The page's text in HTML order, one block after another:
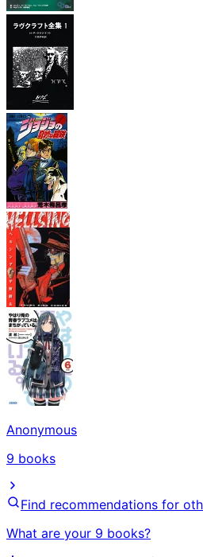
Anonymous
9 books
Find recommendations for
What are your 9 books?